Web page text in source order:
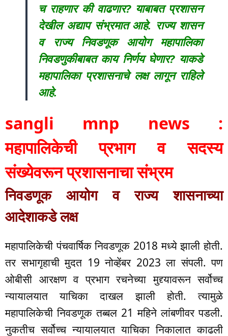
च राहणार की वाढणार? याबाबत प्रशासन
देखील अद्याप संभ्रमात आहे. राज्य शासन
व राज्य निवडणूक आयोग महापालिका
निवडणुकीबाबत काय निर्णय घेणार? याकडे
महापालिका प्रशासनाचे लक्ष लागून राहिले
आहे.
sangli mnp news :
महापालिकेची प्रभाग व सदस्य
संख्येवरून प्रशासनाचा संभ्रम
निवडणूक आयोग व राज्य शासनाच्या
आदेशाकडे लक्ष
महापालिकेची पंचवार्षिक निवडणूक 2018 मध्ये झाली होती.
तर सभागृहाची मुदत 19 नोव्हेंबर 2023 ला संपली. पण
ओबीसी आरक्षण व प्रभाग रचनेच्या मुद्द्यावरून सर्वोच्च
न्यायालयात याचिका दाखल झाली होती. त्यामुळे
महापालिकेची निवडणूक तब्बल 21 महिने लांबणीवर पडली.
नुकतीच सर्वोच्च न्यायालयात याचिका निकालात काढली